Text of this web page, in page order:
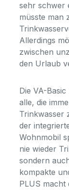
sehr schwer
müsste man
Allerdings
zwischen
den Urlaub
Die VA-
alle, die
Trinkwasser
der
Wohnmobil
nie wieder
sondern
kompakte
PLUS macht